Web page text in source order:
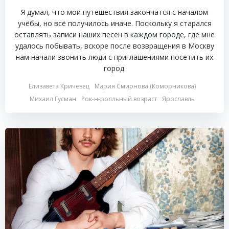
Я думал, что мои путешествия закончатся с началом
учёбы, но всё получилось иначе. Поскольку я старался
оставлять записи наших песен в каждом городе, где мне
удалось побывать, вскоре после возвращения в Москву
нам начали звонить люди с приглашениями посетить их
город.
Елизавета Кричевец
Мария Смирнова (Коморникова)
Михаил Гусман
Рок-н-ролльный возраст Ярославль